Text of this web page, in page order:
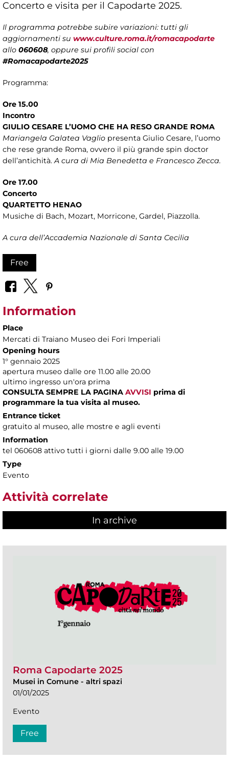
Concerto e visita per il Capodarte 2025.
Il programma potrebbe subire variazioni: tutti gli
aggiornamenti su www.culture.roma.it/romacapodarte
allo 060608, oppure sui profili social con
#Romacapodarte2025
Programma:
Ore 15.00
Incontro
GIULIO CESARE L’UOMO CHE HA RESO GRANDE ROMA
Mariangela Galatea Vaglio presenta Giulio Cesare, l’uomo
che rese grande Roma, ovvero il più grande spin doctor
dell’antichità.A cura di Mia Benedetta e Francesco Zecca.
Ore 17.00
Concerto
QUARTETTO HENAO
Musiche di Bach, Mozart, Morricone, Gardel, Piazzolla.
A cura dell’Accademia Nazionale di Santa Cecilia
Free
Information
Place
Mercati di Traiano Museo dei Fori Imperiali
Opening hours
1° gennaio 2025
apertura museo dalle ore 11.00 alle 20.00
ultimo ingresso un'ora prima
CONSULTA SEMPRE LA PAGINA AVVISI prima di
programmare la tua visita al museo.
Entrance ticket
gratuito al museo, alle mostre e agli eventi
Information
tel 060608 attivo tutti i giorni dalle 9.00 alle 19.00
Type
Evento
Attività correlate
In archive
Roma Capodarte 2025
Musei in Comune - altri spazi
01/01/2025
Evento
Free